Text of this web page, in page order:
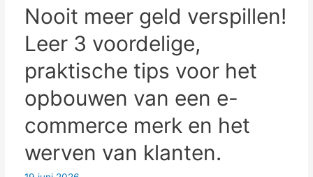
e-
commerce-
omzet?
reproduceerbare
standaardwerkwijze
de
onderliggende
Nooit meer geld verspillen!
Leer 3 voordelige,
praktische tips voor het
opbouwen van een e-
commerce merk en het
werven van klanten.